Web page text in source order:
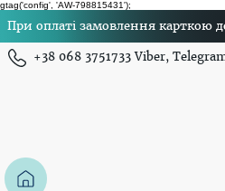
gtag('config', 'AW-798815431');
При оплаті замовлення карткою
+38 068 3751733 Viber,